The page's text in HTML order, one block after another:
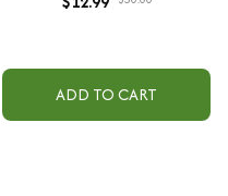
ADD TO CART